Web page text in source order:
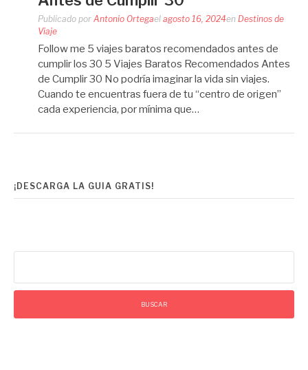
Publicado por Antonio Ortegael agosto 16, 2024en Destinos de
Viaje
Follow me 5 viajes baratos recomendados antes de
cumplir los 30 5 Viajes Baratos Recomendados Antes
de Cumplir 30 No podría imaginar la vida sin viajes.
Cuando te encuentras fuera de tu “centro de origen”
cada experiencia, por mínima que…
¡DESCARGA LA GUIA GRATIS!